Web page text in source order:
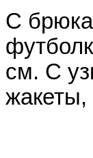
С
см. С
жакеты,